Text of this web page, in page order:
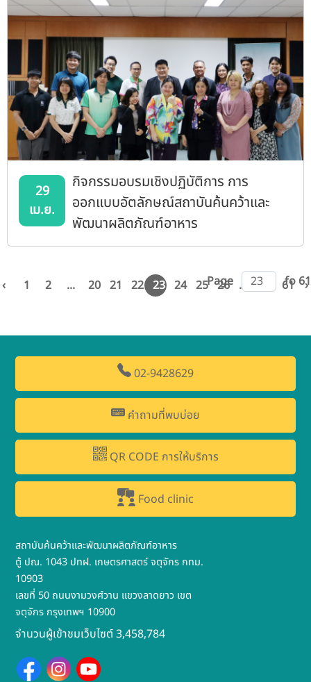
29
เม.ย.
กิจกรรมอบรมเชิงปฏิบัติการ การ
ออกแบบอัตลักษณ์สถาบันค้นคว้าและ
พัฒนาผลิตภัณฑ์อาหาร
‹ 1 2 ... 20 21 22 23 24 25 26 ... 60 61 ›
Page fo 61
02-9428629
คำถามที่พบบ่อย
QR CODE การให้บริการ
Food clinic
สถาบันค้นคว้าและพัฒนาผลิตภัณฑ์อาหาร
ตู้ ปณ. 1043 ปทฝ. เกษตรศาสตร์ จตุจักร กทม.
10903
เลขที่ 50 ถนนงามวงศ์วาน แขวงลาดยาว เขต
จตุจักร กรุงเทพฯ 10900
จำนวนผู้เข้าชมเว็บไซต์ 3,458,784